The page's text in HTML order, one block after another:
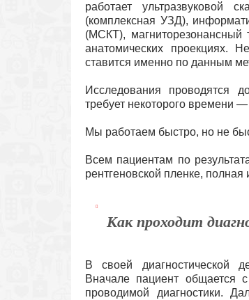
работает ультразвуковой
(комплексная УЗД),
(МСКТ),
анатомических проекциях.
ставится именно по данным
Исследования проводятся
требует некоторого времени
Мы работаем быстро, но не
Всем пациентам по
рентгеновской пленке,
Как проходит
В своей диагностической
Вначале пациент общается
проводимой диагностики.